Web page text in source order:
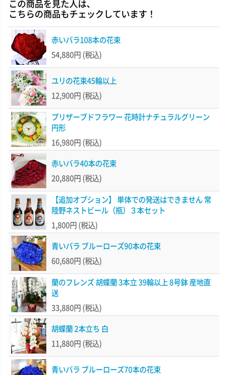
この商品を見た人は、
こちらの商品もチェックしています！
赤いバラ108本の花束
54,880円 (税込)
ユリの花束45輪以上
12,900円 (税込)
プリザーブドフラワー 花時計ナチュラルグリーン
円形
16,980円 (税込)
赤いバラ40本の花束
20,880円 (税込)
【追加オプション】 単体での発送はできません 常
陸野ネストビール（瓶）３本セット
1,800円 (税込)
青いバラ ブルーローズ90本の花束
60,680円 (税込)
蘭のフレンズ 胡蝶蘭 3本立 39輪以上 8号鉢 産地直
送
33,880円 (税込)
胡蝶蘭 2本立ち 白
11,880円 (税込)
青いバラ ブルーローズ70本の花束